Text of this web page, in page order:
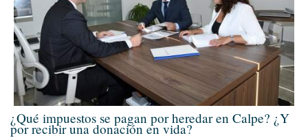
¿Qué impuestos se pagan por heredar en Calpe? ¿Y
por recibir una donación en vida?